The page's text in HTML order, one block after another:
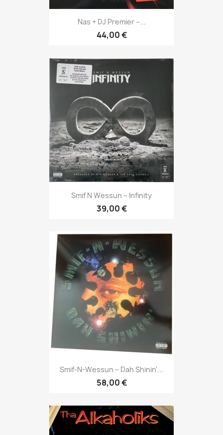
Nas + DJ Premier ‎–...
44,00 €
Smif N Wessun ‎– Infinity
39,00 €
Smif-N-Wessun – Dah Shinin'...
58,00 €